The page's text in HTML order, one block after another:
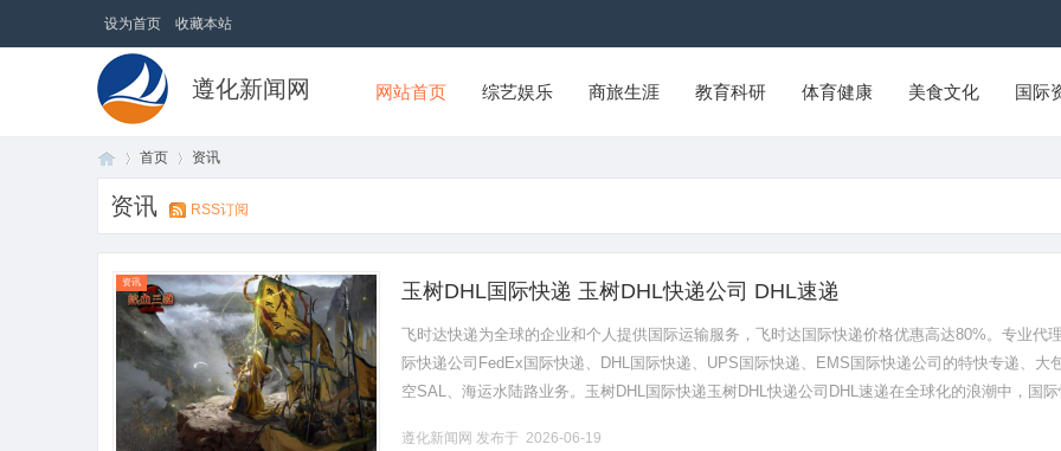
设为首页 收藏本站
遵化新闻网 网站首页 综艺娱乐 商旅生涯 教育科研 体育健康 美食文化 国际
首页 资讯
资讯 RSS订阅
资讯 玉树DHL国际快递 玉树DHL快递公司 DHL速递
飞时达快递为全球的企业和个人提供国际运输服务，飞时达国际快递价格优惠高达80%。专业代
际快递公司FedEx国际快递、DHL国际快递、UPS国际快递、EMS国际快递公司的特快专递、大
空SAL、海运水陆路业务。玉树DHL国际快递玉树DHL快递公司DHL速递在全球化的浪潮中，国
遵化新闻网 发布于 2026-06-19